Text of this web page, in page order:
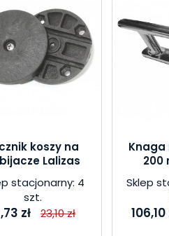
koszy na
Lalizas
stacjonarny: 4
szt.
zł 23,10 zł
Knaga
200
Sklep
106,10